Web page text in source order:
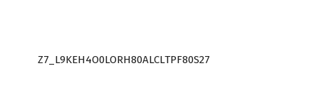
Z7_L9KEH4O0LORH80ALCLTPF80S27